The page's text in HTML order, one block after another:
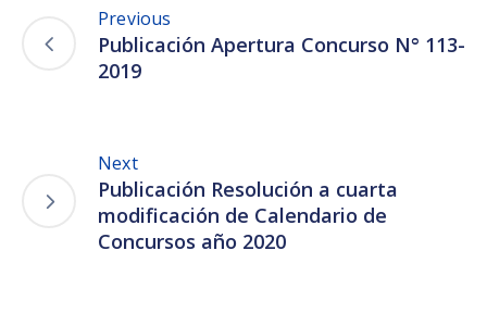
Previous
Publicación Apertura Concurso N° 113-
2019
Next
Publicación Resolución a cuarta
modificación de Calendario de
Concursos año 2020